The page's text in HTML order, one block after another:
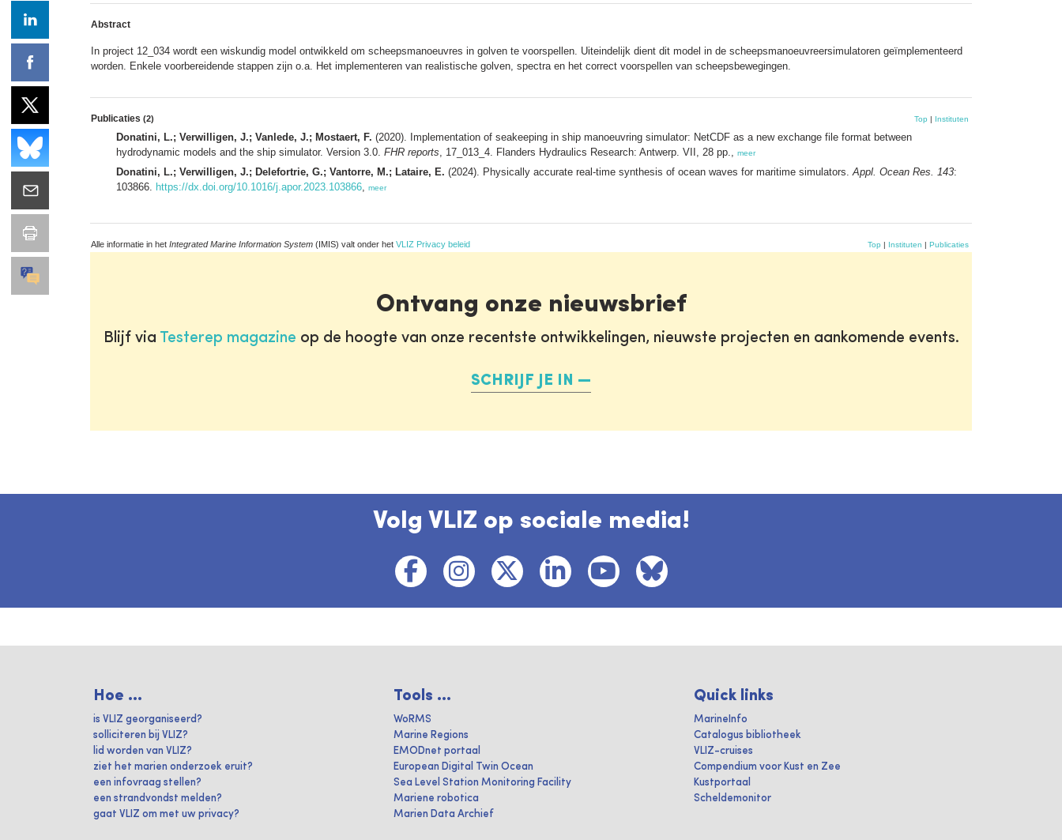
Abstract
In project 12_034 wordt een wiskundig model ontwikkeld om scheepsmanoeuvres in golven te voorspellen. Uiteindelijk dient dit model in de scheepsmanoeuvreersimulatoren geïmplementeerd
worden. Enkele voorbereidende stappen zijn o.a. Het implementeren van realistische golven, spectra en het correct voorspellen van scheepsbewegingen.
Publicaties (2) Top | Instituten
Donatini, L.; Verwilligen, J.; Vanlede, J.; Mostaert, F. (2020). Implementation of seakeeping in ship manoeuvring simulator: NetCDF as a new exchange file format between
hydrodynamic models and the ship simulator. Version 3.0. FHR reports , 17_013_4. Flanders Hydraulics Research: Antwerp. VII, 28 pp., meer
Donatini, L.; Verwilligen, J.; Delefortrie, G.; Vantorre, M.; Lataire, E. (2024). Physically accurate real-time synthesis of ocean waves for maritime simulators. Appl. Ocean Res. 143:
103866.
https://dx.doi.org/10.1016/j.apor.2023.103866 meer
Alle informatie in het Integrated Marine Information System (IMIS) valt onder het VLIZ Privacy beleid Top | Instituten | Publicaties
Ontvang onze nieuwsbrief
Blijf via Testerep magazine op de hoogte van onze recentste ontwikkelingen, nieuwste projecten en aankomende events.
SCHRIJF JE IN
Volg VLIZ op sociale media!
Hoe ...
is VLIZ georganiseerd?
solliciteren bij VLIZ?
lid worden van VLIZ?
ziet het marien onderzoek eruit?
een infovraag stellen?
een strandvondst melden?
gaat VLIZ om met uw privacy?
Tools ...
WoRMS
Marine Regions
EMODnet portaal
European Digital Twin Ocean
Sea Level Station Monitoring Facility
Mariene robotica
Marien Data Archief
Quick links
MarineInfo
Catalogus bibliotheek
VLIZ-cruises
Compendium voor Kust en Zee
Kustportaal
Scheldemonitor